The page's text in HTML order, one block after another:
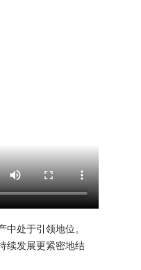
处于引领地位。
续发展更紧密地结